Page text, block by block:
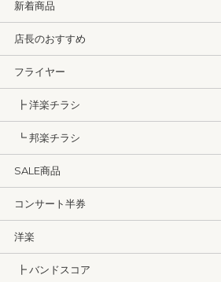
新着商品
店長のおすすめ
フライヤー
┣ 洋楽チラシ
┗ 邦楽チラシ
SALE商品
コンサート半券
洋楽
┣ バンドスコア